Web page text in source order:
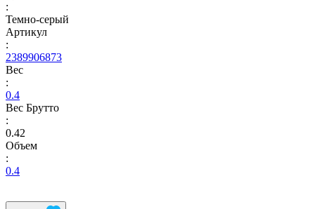
:
Темно-серый
Артикул
:
2389906873
Вес
:
0.4
Вес Брутто
:
0.42
Объем
:
0.4